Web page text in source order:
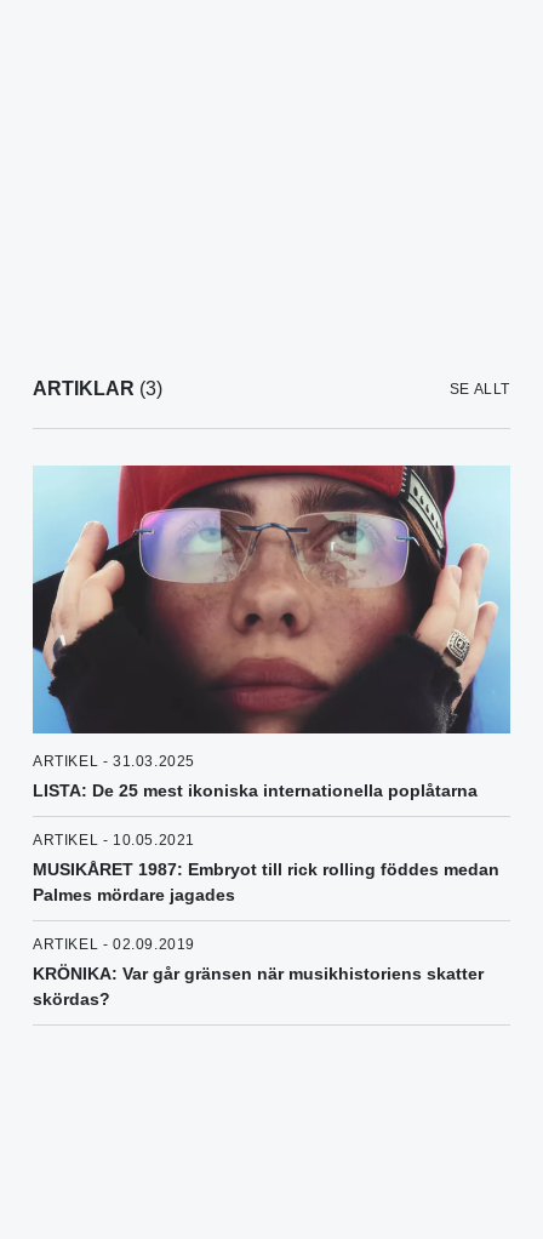
ARTIKLAR (3) SE ALLT
ARTIKEL - 31.03.2025
LISTA: De 25 mest ikoniska internationella poplåtarna
ARTIKEL - 10.05.2021
MUSIKÅRET 1987: Embryot till rick rolling föddes medan
Palmes mördare jagades
ARTIKEL - 02.09.2019
KRÖNIKA: Var går gränsen när musikhistoriens skatter
skördas?